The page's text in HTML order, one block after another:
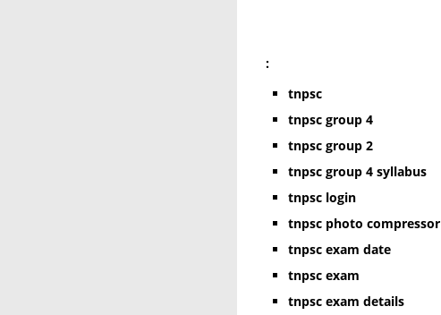
:
tnpsc
tnpsc group 4
tnpsc group 2
tnpsc group 4 syllabus
tnpsc login
tnpsc photo compressor
tnpsc exam date
tnpsc exam
tnpsc exam details